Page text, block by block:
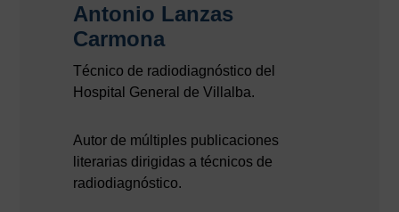
Antonio Lanzas
Carmona
Técnico de radiodiagnóstico del
Hospital General de Villalba.
Autor de múltiples publicaciones
literarias dirigidas a técnicos de
radiodiagnóstico.